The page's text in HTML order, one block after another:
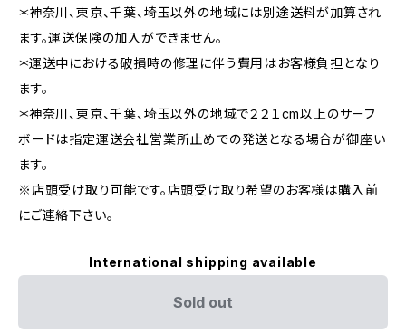
＊神奈川、東京、千葉、埼玉以外の地域には別途送料が加算され
ます。運送保険の加入ができません。
＊運送中における破損時の修理に伴う費用はお客様負担となり
ます。
＊神奈川、東京、千葉、埼玉以外の地域で２２１cm以上のサーフ
ボードは指定運送会社営業所止めでの発送となる場合が御座い
ます。
※店頭受け取り可能です。店頭受け取り希望のお客様は購入前
にご連絡下さい。
International shipping available
Sold out